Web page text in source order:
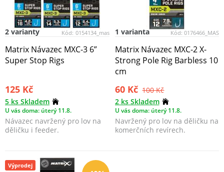
Kód: 0154134_mas
2 varianty
Matrix Návazec MXC-3 6”
Super Stop Rigs
125 Kč
5 ks Skladem
U vás doma: úterý 11.8.
Návazec navržený pro lov na
děličku i feeder.
Kód: 0176466_MAS
1 varianta
Matrix Návazec MXC-2 X-
Strong Pole Rig Barbless 10
cm
60 Kč 100 Kč
2 ks Skladem
U vás doma: úterý 11.8.
Navržený pro lov na děličku na
komerčních revírech.
Výprodej